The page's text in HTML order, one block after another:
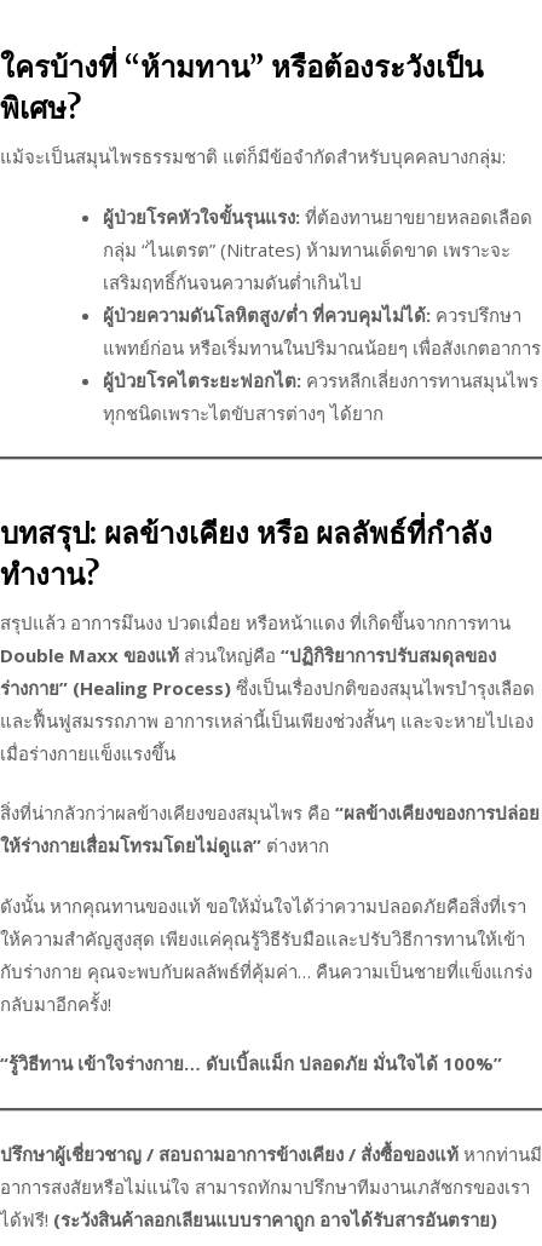
ใครบ้างที่ “ห้ามทาน” หรือต้องระวังเป็น
พิเศษ?
แม้จะเป็นสมุนไพรธรรมชาติ แต่ก็มีข้อจำกัดสำหรับบุคคลบางกลุ่ม:
ผู้ป่วยโรคหัวใจขั้นรุนแรง: ที่ต้องทานยาขยายหลอดเลือด
กลุ่ม “ไนเตรต” (Nitrates) ห้ามทานเด็ดขาด เพราะจะ
เสริมฤทธิ์กันจนความดันต่ำเกินไป
ผู้ป่วยความดันโลหิตสูง/ต่ำ ที่ควบคุมไม่ได้: ควรปรึกษา
แพทย์ก่อน หรือเริ่มทานในปริมาณน้อยๆ เพื่อสังเกตอาการ
ผู้ป่วยโรคไตระยะฟอกไต: ควรหลีกเลี่ยงการทานสมุนไพร
ทุกชนิดเพราะไตขับสารต่างๆ ได้ยาก
บทสรุป: ผลข้างเคียง หรือ ผลลัพธ์ที่กำลัง
ทำงาน?
สรุปแล้ว อาการมึนงง ปวดเมื่อย หรือหน้าแดง ที่เกิดขึ้นจากการทาน
Double Maxx ของแท้ ส่วนใหญ่คือ “ปฏิกิริยาการปรับสมดุลของ
ร่างกาย” (Healing Process) ซึ่งเป็นเรื่องปกติของสมุนไพรบำรุงเลือด
และฟื้นฟูสมรรถภาพ อาการเหล่านี้เป็นเพียงช่วงสั้นๆ และจะหายไปเอง
เมื่อร่างกายแข็งแรงขึ้น
สิ่งที่น่ากลัวกว่าผลข้างเคียงของสมุนไพร คือ “ผลข้างเคียงของการปล่อย
ให้ร่างกายเสื่อมโทรมโดยไม่ดูแล” ต่างหาก
ดังนั้น หากคุณทานของแท้ ขอให้มั่นใจได้ว่าความปลอดภัยคือสิ่งที่เรา
ให้ความสำคัญสูงสุด เพียงแค่คุณรู้วิธีรับมือและปรับวิธีการทานให้เข้า
กับร่างกาย คุณจะพบกับผลลัพธ์ที่คุ้มค่า… คืนความเป็นชายที่แข็งแกร่ง
กลับมาอีกครั้ง!
“รู้วิธีทาน เข้าใจร่างกาย… ดับเบิ้ลแม็ก ปลอดภัย มั่นใจได้ 100%”
ปรึกษาผู้เชี่ยวชาญ / สอบถามอาการข้างเคียง / สั่งซื้อของแท้ หากท่านมี
อาการสงสัยหรือไม่แน่ใจ สามารถทักมาปรึกษาทีมงานเภสัชกรของเรา
ได้ฟรี! (ระวังสินค้าลอกเลียนแบบราคาถูก อาจได้รับสารอันตราย)